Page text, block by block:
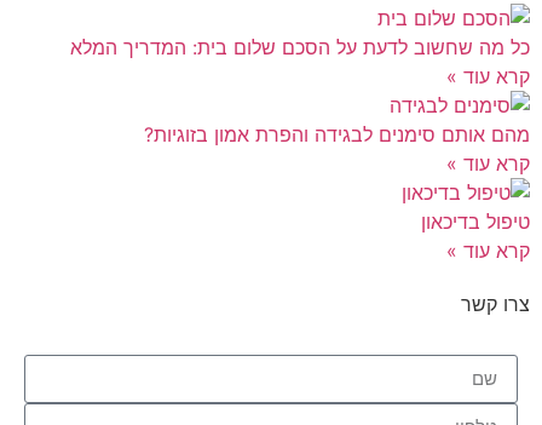
כל מה שחשוב לדעת על הסכם שלום בית: המדריך המלא
קרא עוד »
מהם אותם סימנים לבגידה והפרת אמון בזוגיות?
קרא עוד »
טיפול בדיכאון
קרא עוד »
צרו קשר